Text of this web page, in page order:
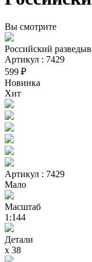
Вы смотрите
Российский
Артикул : 7429
599 ₽
Новинка
Хит
Артикул : 7429
Мало
Масштаб
1:144
Детали
х 38